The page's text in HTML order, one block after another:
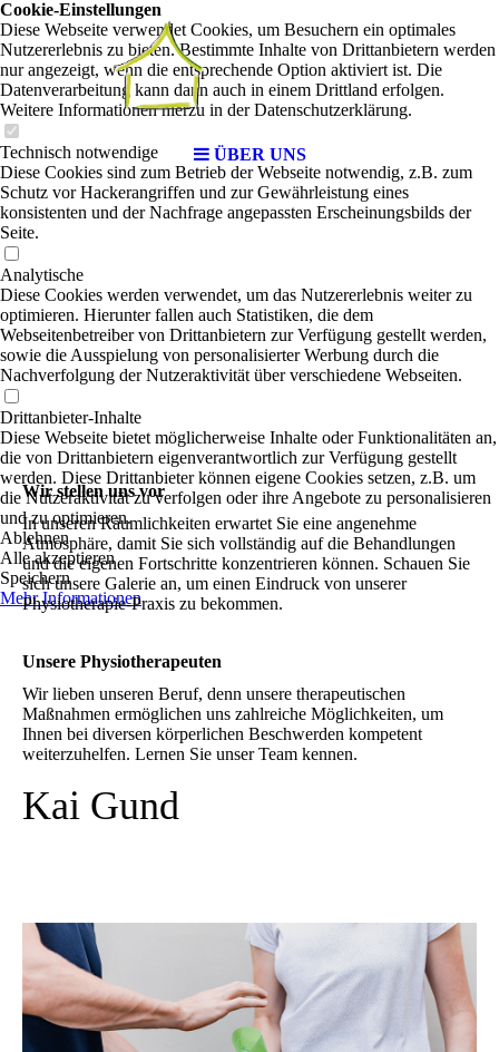
ÜBER UNS
Wir stellen uns vor
In unseren Räumlichkeiten erwartet Sie eine angenehme
Atmosphäre, damit Sie sich vollständig auf die Behandlungen
und die eigenen Fortschritte konzentrieren können. Schauen Sie
sich unsere Galerie an, um einen Eindruck von unserer
Physiotherapie-Praxis zu bekommen.
Unsere Physio­therapeuten
Wir lieben unseren Beruf, denn unsere therapeutischen
Maßnahmen ermöglichen uns zahlreiche Möglichkeiten, um
Ihnen bei diversen körperlichen Beschwerden kom­pe­tent
weiterzuhelfen. Lernen Sie unser Team kennen.
Kai Gund
Cookie-Einstellungen
Diese Webseite verwendet Cookies, um Besuchern ein optimales
Nutzererlebnis zu bieten. Bestimmte Inhalte von Drittanbietern werden
nur angezeigt, wenn die entsprechende Option aktiviert ist. Die
Datenverarbeitung kann dann auch in einem Drittland erfolgen.
Weitere Informationen hierzu in der Datenschutzerklärung.
Technisch notwendige
Diese Cookies sind zum Betrieb der Webseite notwendig, z.B. zum
Schutz vor Hackerangriffen und zur Gewährleistung eines
konsistenten und der Nachfrage angepassten Erscheinungsbilds der
Seite.
Analytische
Diese Cookies werden verwendet, um das Nutzererlebnis weiter zu
optimieren. Hierunter fallen auch Statistiken, die dem
Webseitenbetreiber von Drittanbietern zur Verfügung gestellt werden,
sowie die Ausspielung von personalisierter Werbung durch die
Nachverfolgung der Nutzeraktivität über verschiedene Webseiten.
Drittanbieter-Inhalte
Diese Webseite bietet möglicherweise Inhalte oder Funktionalitäten an,
die von Drittanbietern eigenverantwortlich zur Verfügung gestellt
werden. Diese Drittanbieter können eigene Cookies setzen, z.B. um
die Nutzeraktivität zu verfolgen oder ihre Angebote zu personalisieren
und zu optimieren.
Ablehnen
Alle akzeptieren
Speichern
Mehr Informationen